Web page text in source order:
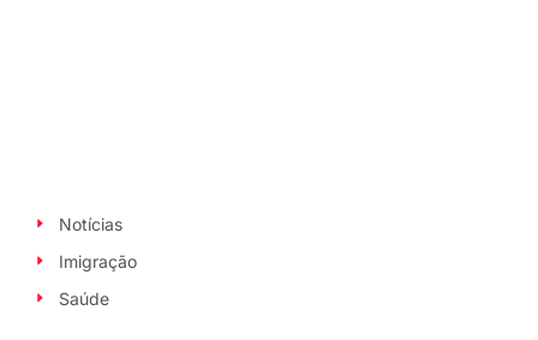
Notícias
Imigração
Saúde